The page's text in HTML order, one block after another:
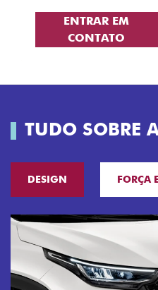
ENTRAR EM
CONTATO
TUDO SOBRE
DESIGN FORÇA